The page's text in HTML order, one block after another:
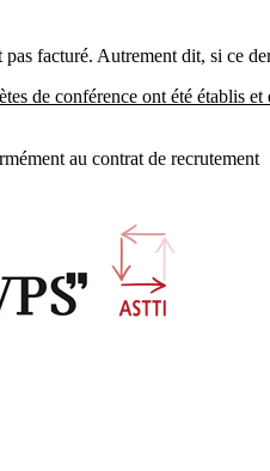
facturé. Autrement dit, si ce
de conférence ont été établis
au contrat de recrutement